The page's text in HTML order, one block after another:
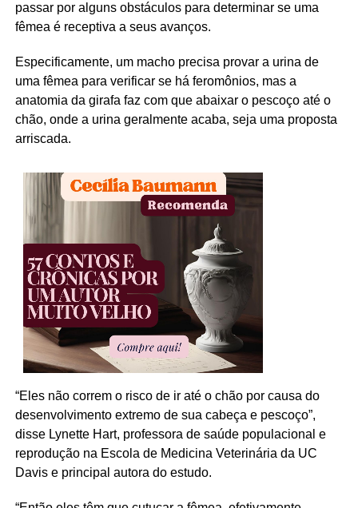
passar por alguns obstáculos para determinar se uma
fêmea é receptiva a seus avanços.
Especificamente, um macho precisa provar a urina de
uma fêmea para verificar se há feromônios, mas a
anatomia da girafa faz com que abaixar o pescoço até o
chão, onde a urina geralmente acaba, seja uma proposta
arriscada.
“Eles não correm o risco de ir até o chão por causa do
desenvolvimento extremo de sua cabeça e pescoço”,
disse Lynette Hart, professora de saúde populacional e
reprodução na Escola de Medicina Veterinária da UC
Davis e principal autora do estudo.